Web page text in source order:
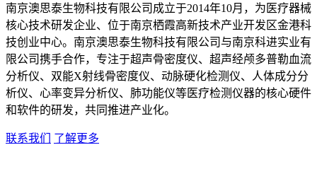
南京澳思泰生物科技有限公司成立于2014年10月，为医疗器械
核心技术研发企业、位于南京栖霞高新技术产业开发区金港科
技创业中心。南京澳思泰生物科技有限公司与南京科进实业有
限公司携手合作，专注于超声骨密度仪、超声经颅多普勒血流
分析仪、双能X射线骨密度仪、动脉硬化检测仪、人体成分分
析仪、心率变异分析仪、肺功能仪等医疗检测仪器的核心硬件
和软件的研发，共同推进产业化。
联系我们 了解更多